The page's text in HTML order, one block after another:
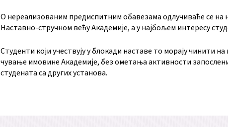
О нереализованим предиспитним обавезама одлучиваће се на
Наставно-стручном већу Академије, а у најбољем интересу
Студенти који учествују у блокади наставе то морају чинити
чување имовине Академије, без ометања активности
студената са других установа.